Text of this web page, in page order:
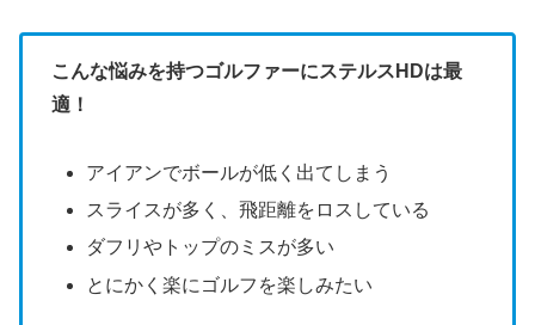
こんな悩みを持つゴルファーにステルスHDは最
適！
アイアンでボールが低く出てしまう
スライスが多く、飛距離をロスしている
ダフリやトップのミスが多い
とにかく楽にゴルフを楽しみたい